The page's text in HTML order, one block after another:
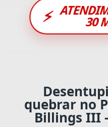
⚡ 30
quebrar no
Billings III